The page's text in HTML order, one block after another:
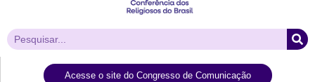
Acesse o site do Congresso de Comunicação